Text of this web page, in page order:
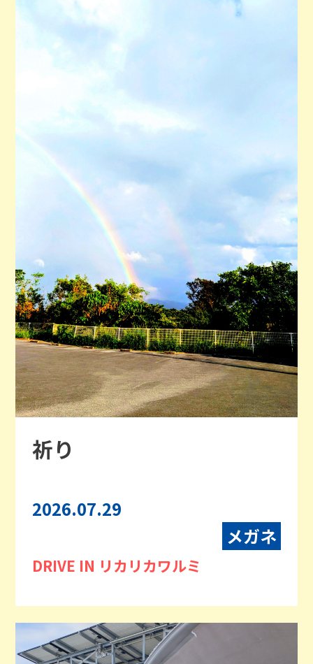
祈り
2026.07.29
メガネ
DRIVE IN リカリカワルミ